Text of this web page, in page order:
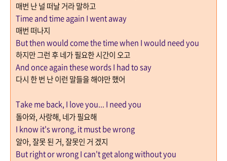
매번 난 널 떠날 거라 말하고
Time and time again I went away
매번 떠나지
But then would come the time when I would need you
하지만 그런 후 네가 필요한 시간이 오고
And once again these words I had to say
다시 한 번 난 이런 말들을 해야만 했어
Take me back, I love you... I need you
돌아와,사랑해, 네가 필요해
I know it's wrong, it must be wrong
알아, 잘못 된 거, 잘못인 거 겠지
But right or wrong I can't get along without you